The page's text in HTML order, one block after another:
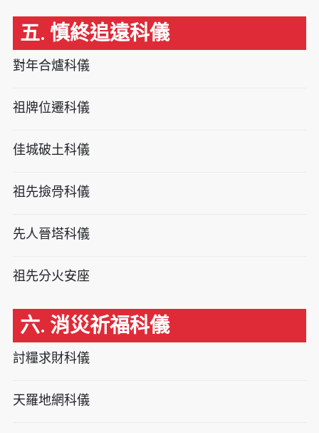
五. 慎終追遠科儀
對年合爐科儀
祖牌位遷科儀
佳城破土科儀
祖先撿骨科儀
先人晉塔科儀
祖先分火安座
六. 消災祈福科儀
討糧求財科儀
天羅地網科儀